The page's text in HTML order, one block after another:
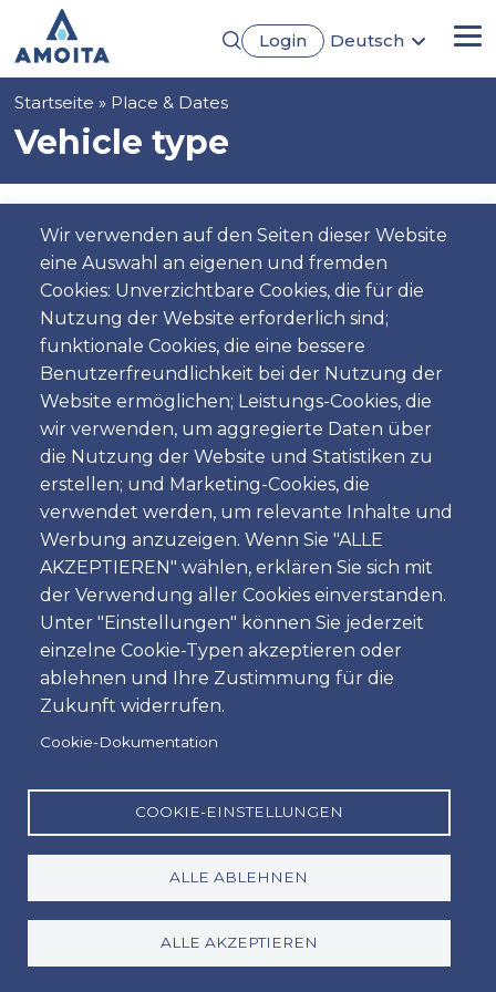
Inhalt
Login
Deutsch
Wir verwenden auf den Seiten dieser Website
eine Auswahl an eigenen und fremden
Cookies: Unverzichtbare Cookies, die für die
Nutzung der Website erforderlich sind;
funktionale Cookies, die eine bessere
Benutzerfreundlichkeit bei der Nutzung der
Website ermöglichen; Leistungs-Cookies, die
wir verwenden, um aggregierte Daten über
die Nutzung der Website und Statistiken zu
erstellen; und Marketing-Cookies, die
verwendet werden, um relevante Inhalte und
Werbung anzuzeigen. Wenn Sie "ALLE
AKZEPTIEREN" wählen, erklären Sie sich mit
der Verwendung aller Cookies einverstanden.
Unter "Einstellungen" können Sie jederzeit
einzelne Cookie-Typen akzeptieren oder
ablehnen und Ihre Zustimmung für die
Zukunft widerrufen.
Cookie-Dokumentation
COOKIE-EINSTELLUNGEN
ALLE ABLEHNEN
ALLE AKZEPTIEREN
Pfadnavigation
Startseite Place & Dates
Vehicle type
Pickup
Standort
Tag
Datum
Zeit
Zeit
Dropoff
Standort
Tag
Zeit
Zeit